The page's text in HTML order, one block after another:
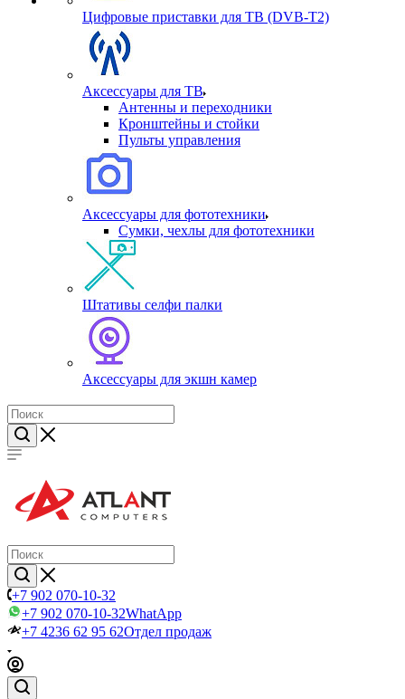
Цифровые приставки для ТВ (DVB-T2)
Аксессуары для ТВ
Антенны и переходники
Кронштейны и стойки
Пульты управления
Аксессуары для фототехники
Сумки, чехлы для фототехники
Штативы селфи палки
Аксессуары для экшн камер
+7 902 070-10-32
+7 902 070-10-32WhatApp
+7 4236 62 95 62Отдел продаж